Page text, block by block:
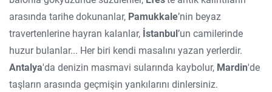
arasında tarihe dokunanlar, Pamukkale’nin beyaz
travertenlerine hayran kalanlar, İstanbul’un camilerinde
huzur bulanlar... Her biri kendi masalını yazan yerlerdir.
Antalya'da denizin masmavi sularında kaybolur, Mardin'de
taşların arasında geçmişin yankılarını dinlersiniz.